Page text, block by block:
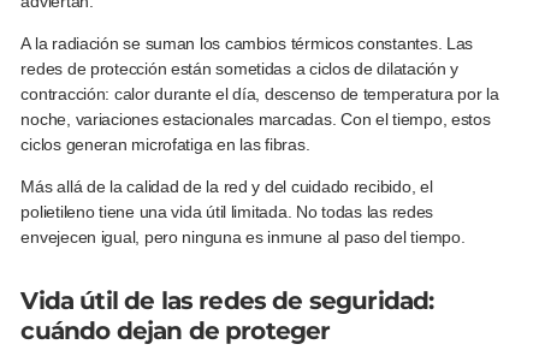
A la radiación se suman los cambios térmicos constantes. Las
redes de protección están sometidas a ciclos de dilatación y
contracción: calor durante el día, descenso de temperatura por la
noche, variaciones estacionales marcadas. Con el tiempo, estos
ciclos generan microfatiga en las fibras.
Más allá de la calidad de la red y del cuidado recibido, el
polietileno tiene una vida útil limitada. No todas las redes
envejecen igual, pero ninguna es inmune al paso del tiempo.
Vida útil de las redes de seguridad:
cuándo dejan de proteger